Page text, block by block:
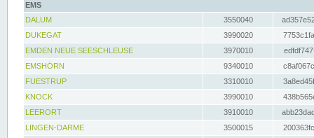
EMS
DALUM
3550040
DUKEGAT
3990020
EMDEN NEUE SEESCHLEUSE
3970010
EMSHÖRN
9340010
FUESTRUP
3310010
KNOCK
3990010
LEERORT
3910010
LINGEN-DARME
3500015